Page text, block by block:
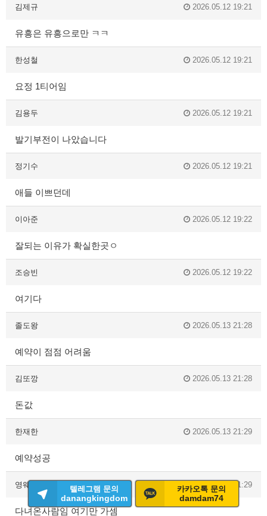
김제규 2026.05.12 19:21
유흥은 유흥으로만 ㅋㅋ
한성철 2026.05.12 19:21
요정 1티어임
김용두 2026.05.12 19:21
발기부전이 나았습니다
정기수 2026.05.12 19:21
애들 이쁘던데
이아준 2026.05.12 19:22
잘되는 이유가 확실한곳ㅇ
조승빈 2026.05.12 19:22
여기다
졸도왕 2026.05.13 21:28
예약이 점점 어려움
김또깡 2026.05.13 21:28
돈값
한재한 2026.05.13 21:29
예약성공
영웨이 2026.05.13 21:29
다녀온사람임 여기만 가셈
텔레그램 문의
danangkingdom
카카오톡 문의
damdam74